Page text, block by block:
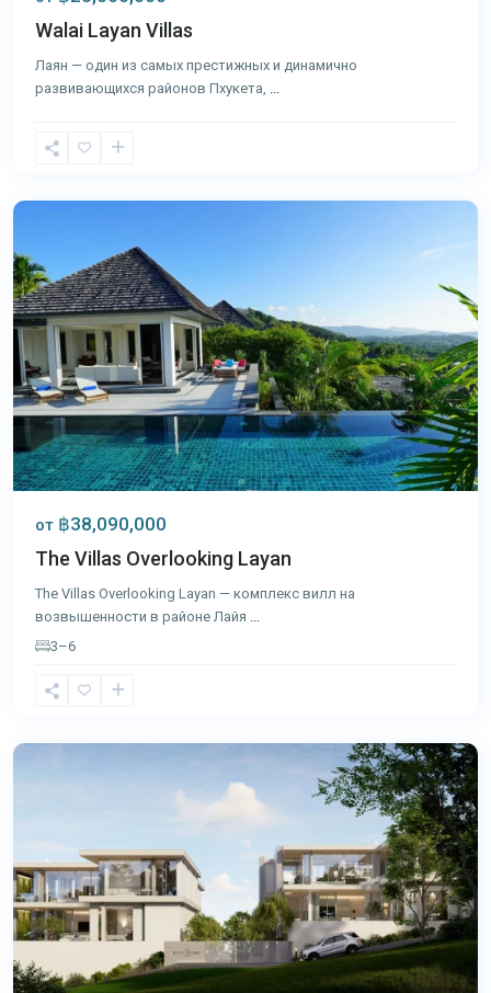
Walai Layan Villas
Лаян — один из самых престижных и динамично
развивающихся районов Пхукета, ...
Лаян
от ฿38,090,000
The Villas Overlooking Layan
The Villas Overlooking Layan — комплекс вилл на
возвышенности в районе Лайя ...
3–6
Лаян